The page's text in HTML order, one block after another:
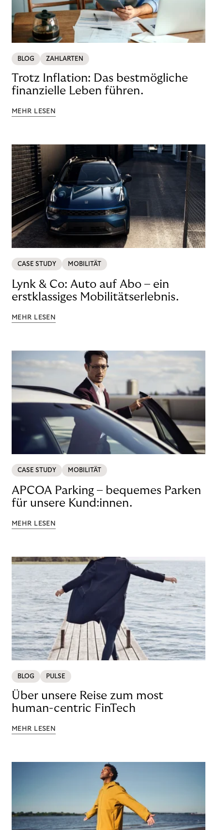
BLOG ZAHLARTEN
Trotz Inflation: Das bestmögliche
finanzielle Leben führen.
MEHR LESEN
CASE STUDY MOBILITÄT
Lynk & Co: Auto auf Abo – ein
erstklassiges Mobilitätserlebnis.
MEHR LESEN
CASE STUDY MOBILITÄT
APCOA Parking – bequemes Parken
für unsere Kund:innen.
MEHR LESEN
BLOG PULSE
Über unsere Reise zum most
human-centric FinTech
MEHR LESEN